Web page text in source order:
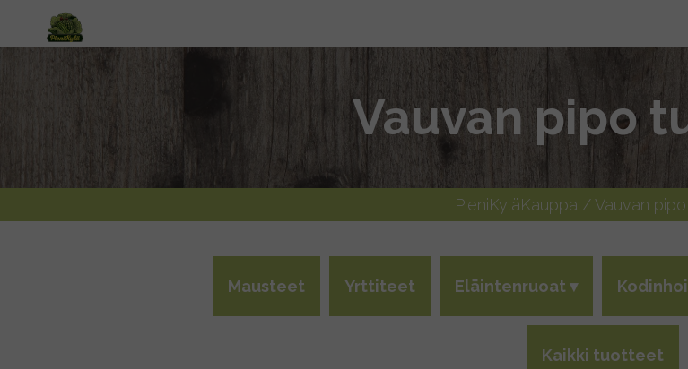
Vauvan pipo
PieniKyläKauppa / Vauvan
Mausteet Yrttiteet Eläintenruoat
Kaikki tuotteet